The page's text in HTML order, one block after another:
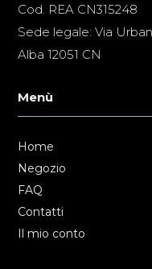
Cod. REA CN315248
Sede legale: Via
Alba 12051 CN
Menù
Home
Negozio
FAQ
Contatti
Il mio conto